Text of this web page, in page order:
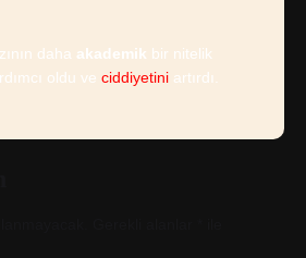
daha akademik bir nitelik
oldu ve ciddiyetini artırdı.